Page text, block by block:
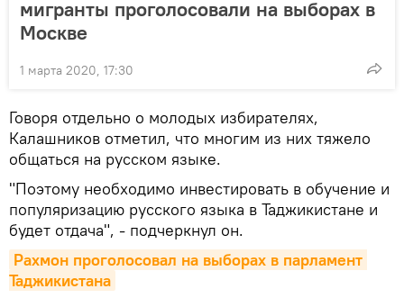
мигранты проголосовали на выборах в
Москве
1 марта 2020, 17:30
Говоря отдельно о молодых избирателях,
Калашников отметил, что многим из них тяжело
общаться на русском языке.
"Поэтому необходимо инвестировать в обучение и
популяризацию русского языка в Таджикистане и
будет отдача", - подчеркнул он.
Рахмон проголосовал на выборах в парламент
Таджикистана